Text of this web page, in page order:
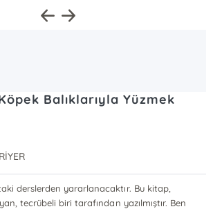
Balıklarıyla Yüzmek
derslerden yararlanacaktır. Bu kitap,
tecrübeli biri tarafından yazılmıştır. Ben